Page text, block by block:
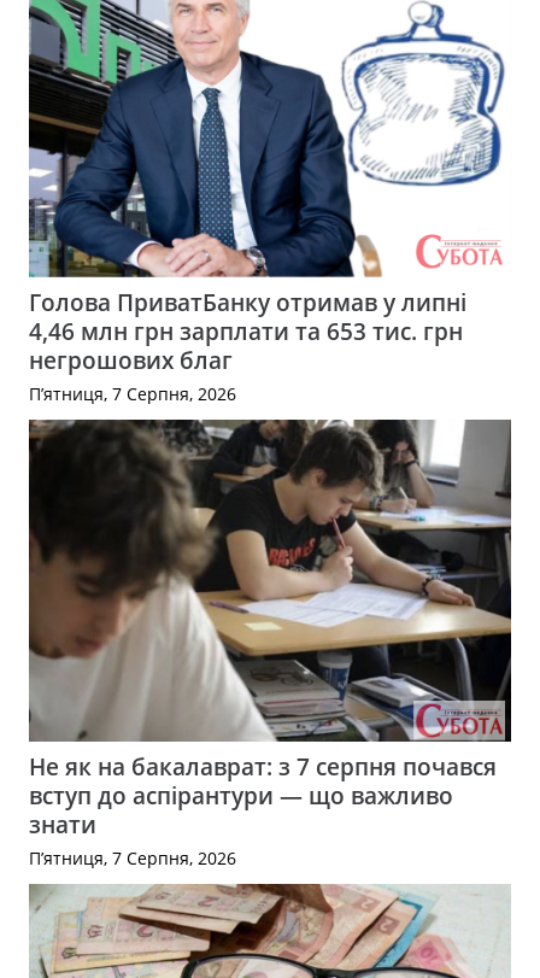
Голова ПриватБанку отримав у липні
4,46 млн грн зарплати та 653 тис. грн
негрошових благ
П’ятниця, 7 Серпня, 2026
Не як на бакалаврат: з 7 серпня почався
вступ до аспірантури — що важливо
знати
П’ятниця, 7 Серпня, 2026